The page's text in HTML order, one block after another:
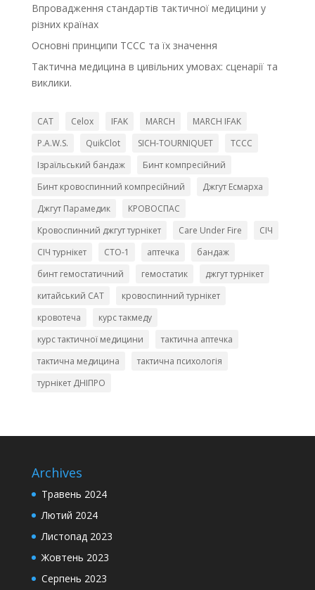
Впровадження стандартів тактичної медицини у
різних країнах
Основні принципи TCCC та їх значення
Тактична медицина в цивільних умовах: сценарії та
виклики.
CAT Celox IFAK MARCH
MARCH IFAK
P.A.W.S.
QuikClot SICH-TOURNIQUET
TCCC
Ізраїльський бандаж
Бинт компресійний
Бинт кровоспинний компресійний
Джгут Есмарха
Джгут Парамедик
КРОВОСПАС
Кровоспинний джгут турнікет
Сare Under Fire
СІЧ
СІЧ турнікет
СТО-1 аптечка
бандаж
бинт гемостатичний
гемостатик
джгут турнікет
китайський CAT
кровоспинний турнікет
кровотеча
курс такмеду
курс тактичної медицини
тактична аптечка
тактична медицина
тактична психологія
турнікет ДНІПРО
Archives
Травень 2024
Лютий 2024
Листопад 2023
Жовтень 2023
Серпень 2023